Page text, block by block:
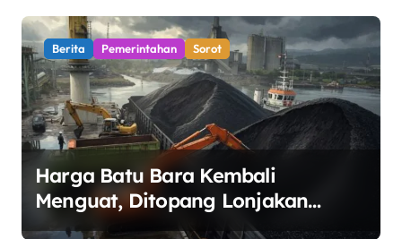
Berita Pemerintahan Sorot
Harga Batu Bara Kembali
Menguat, Ditopang Lonjakan
Harga Minyak dan Pasokan Ketat